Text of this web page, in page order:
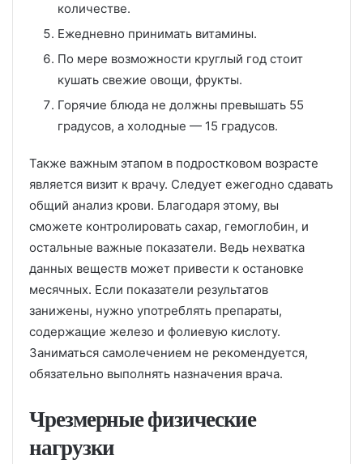
количестве.
Ежедневно принимать витамины.
По мере возможности круглый год стоит
кушать свежие овощи, фрукты.
Горячие блюда не должны превышать 55
градусов, а холодные — 15 градусов.
Также важным этапом в подростковом возрасте
является визит к врачу. Следует ежегодно сдавать
общий анализ крови. Благодаря этому, вы
сможете контролировать сахар, гемоглобин, и
остальные важные показатели. Ведь нехватка
данных веществ может привести к остановке
месячных. Если показатели результатов
занижены, нужно употреблять препараты,
содержащие железо и фолиевую кислоту.
Заниматься самолечением не рекомендуется,
обязательно выполнять назначения врача.
Чрезмерные физические
нагрузки